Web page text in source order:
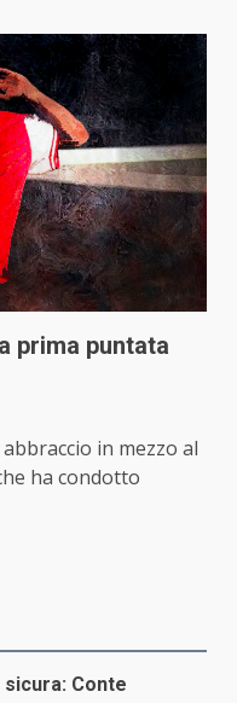
prima puntata
abbraccio in mezzo al
ha condotto
sicura: Conte